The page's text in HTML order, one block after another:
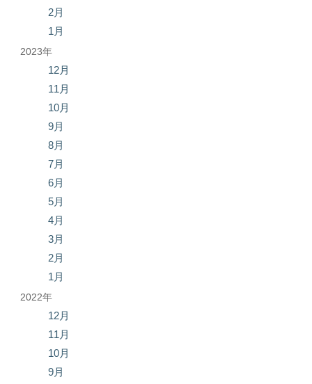
2月
1月
2023年
12月
11月
10月
9月
8月
7月
6月
5月
4月
3月
2月
1月
2022年
12月
11月
10月
9月